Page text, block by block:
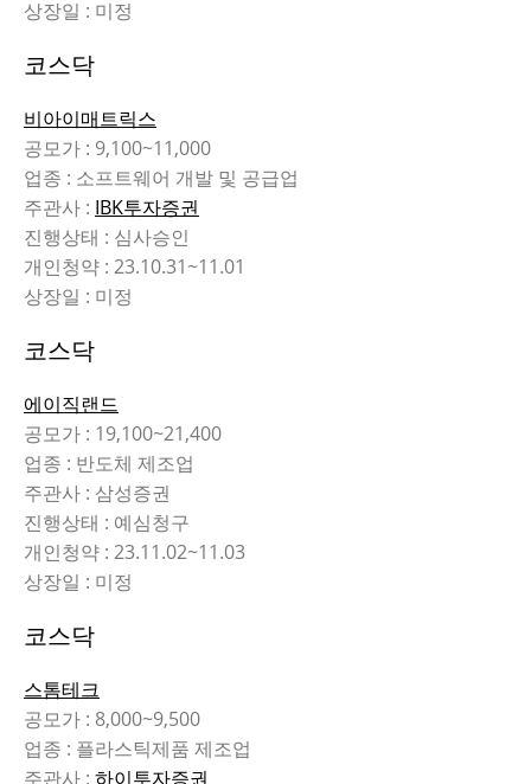
상장일 : 미정
코스닥
비아이매트릭스
공모가 : 9,100~11,000
업종 : 소프트웨어 개발 및 공급업
주관사 : IBK투자증권
진행상태 : 심사승인
개인청약 : 23.10.31~11.01
상장일 : 미정
코스닥
에이직랜드
공모가 : 19,100~21,400
업종 : 반도체 제조업
주관사 : 삼성증권
진행상태 : 예심청구
개인청약 : 23.11.02~11.03
상장일 : 미정
코스닥
스톰테크
공모가 : 8,000~9,500
업종 : 플라스틱제품 제조업
주관사 : 하이투자증권